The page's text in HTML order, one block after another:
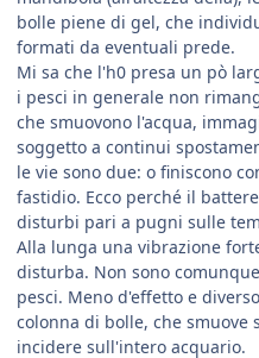
bolle piene di gel, che
formati da eventuali prede.
Mi sa che l'h0 presa un pò
i pesci in generale non
che smuovono l'acqua,
soggetto a continui
le vie sono due: o finiscono
fastidio. Ecco perché il
disturbi pari a pugni sulle
Alla lunga una vibrazione
disturba. Non sono
pesci. Meno d'effetto e
colonna di bolle, che smuove
incidere sull'intero acquario.